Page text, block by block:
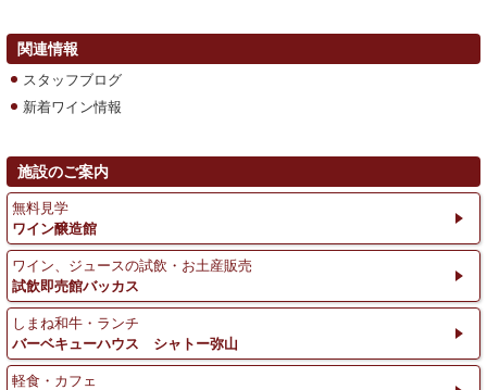
関連情報
スタッフブログ
新着ワイン情報
施設のご案内
無料見学
ワイン醸造館
ワイン、ジュースの試飲・お土産販売
試飲即売館バッカス
しまね和牛・ランチ
バーベキューハウス シャトー弥山
軽食・カフェ